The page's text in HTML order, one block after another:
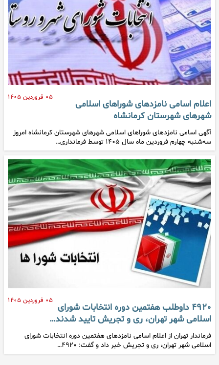
۰۵ فروردین ۱۴۰۵
اعلام اسامی نامزدهای شوراهای اسلامی
شهرهای شهرستان کرمانشاه
آگهی اسامی نامزدهای شوراهای اسلامی شهرهای شهرستان کرمانشاه امروز
سه‌شنبه چهارم فروردین ماه سال ۱۴۰۵ توسط فرمانداری…
۰۵ فروردین ۱۴۰۵
۴۹۲۰ داوطلب هفتمین دوره انتخابات شورای
اسلامی شهر تهران، ری و تجریش تایید شدند…
فرماندار تهران از اعلام اسامی نامزدهای هفتمین دوره انتخابات شورای
اسلامی شهر تهران، ری و تجریش خبر داد و گفت: ۴۹۲۰…